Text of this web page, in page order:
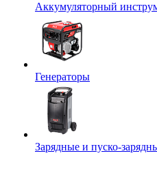
Аккумуляторный
Генераторы
Зарядные и пуско-